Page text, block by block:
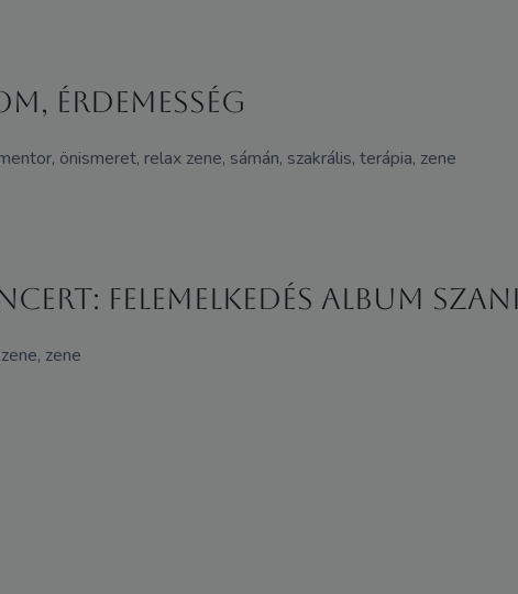
érdemesség
önismeret, relax zene, sámán, szakrális, terápia, zene
Felemelkedés album
zene